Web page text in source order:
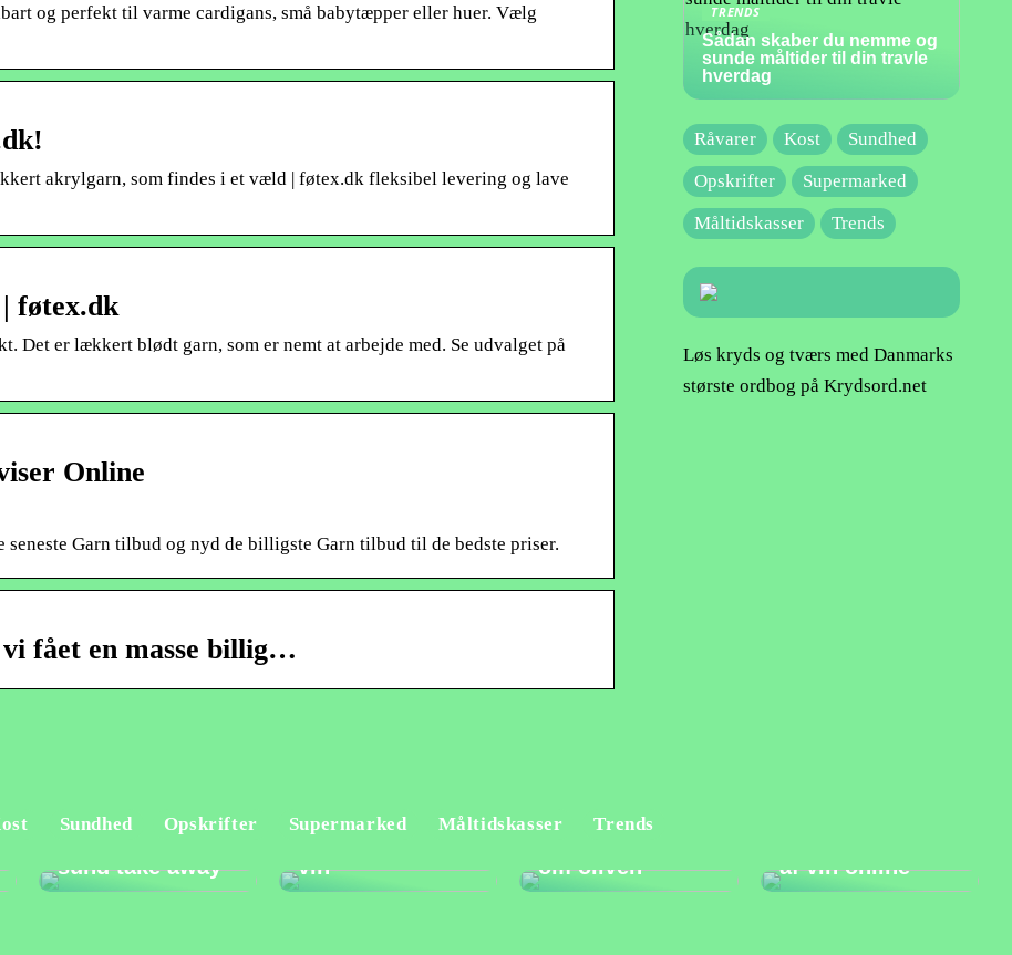
og perfekt til varme cardigans, små babytæpper eller huer. Vælg
akrylgarn, som findes i et væld | føtex.dk fleksibel levering og lave
føtex.dk
Det er lækkert blødt garn, som er nemt at arbejde med. Se udvalget på
Online
Garn tilbud og nyd de billigste Garn tilbud til de bedste priser.
fået en masse billig…
TRENDS
Sådan skaber du nemme og
sunde måltider til din travle
hverdag
Råvarer Kost
Sundhed
Opskrifter
Supermarked
Måltidskasser
Trends
Løs kryds og tværs med Danmarks
største ordbog på Krydsord.net
Sundhed Opskrifter Supermarked Måltidskasser Trends
sund take away
vin
om oliven
af vin online